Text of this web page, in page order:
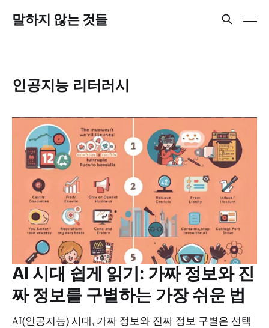
말하지 않는 것들
인공지능 리터러시
AI 시대 쉽게 읽기: 가짜 정보와 진
짜 정보를 구별하는 가장 쉬운 법
AI(인공지능) 시대, 가짜 정보와 진짜 정보 구별은 선택